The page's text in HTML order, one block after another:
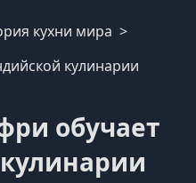
кухни мира
кулинарии
обучает